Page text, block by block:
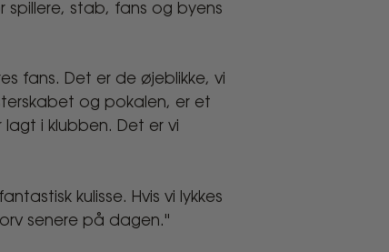
spillere, stab, fans og byens
fans. Det er de øjeblikke, vi
og pokalen, er et
i klubben. Det er vi
kulisse. Hvis vi lykkes
senere på dagen."